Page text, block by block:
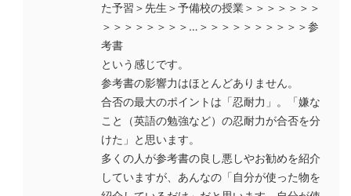
た予習＞先生＞予備校の授業＞＞＞＞＞＞＞
＞＞＞＞＞＞＞＞…＞＞＞＞＞＞＞＞＞＞参
考書
という感じです。
参考書の影響力はほとんどありません。
合否の最大のポイントは「忍耐力」。「嫌な
こと（英語の勉強など）の忍耐力が合否を分
けた」と思います。
多くの人が参考書の良し悪しやお勧めを紹介
していますが、あんなの「自分が使った物を